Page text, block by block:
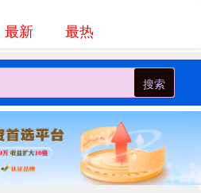
搜索
最新 最热